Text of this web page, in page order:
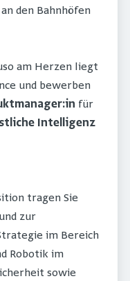
den Bahnhöfen
am Herzen liegt
und bewerben
für
Intelligenz
tragen Sie
zur
im Bereich
Robotik im
sowie